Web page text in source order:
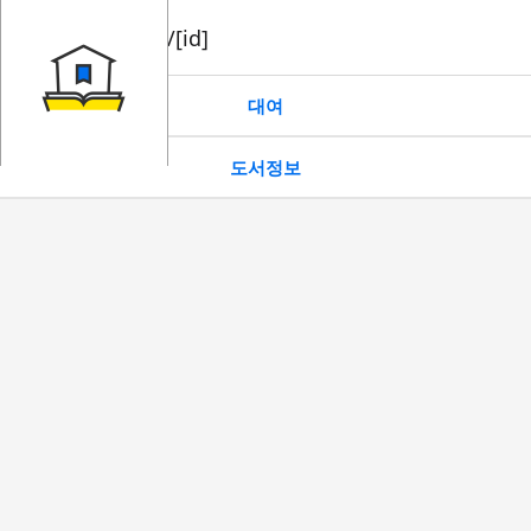
book/rent/[id]
대여
도서정보